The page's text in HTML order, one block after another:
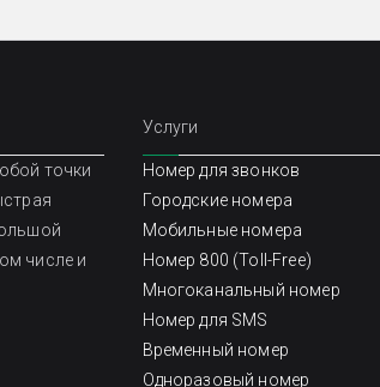
точки
числе и
Услуги
Номер для звонков
Городские номера
Мобильные номера
Номер 800 (Toll-Free)
Многоканальный номер
Номер для SMS
Временный номер
Одноразовый номер